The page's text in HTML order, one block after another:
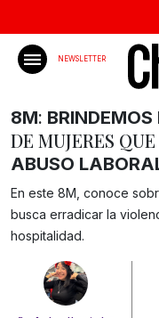
NEWSLETTER
8M: BRINDEMOS
DE MUJERES
ABUSO
En este 8M, conoce
busca erradicar la
hospitalidad.